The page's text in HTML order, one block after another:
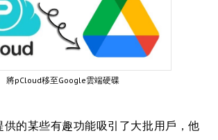
將pCloud移至Google雲端硬碟
供的某些有趣功能吸引了大批用戶，他